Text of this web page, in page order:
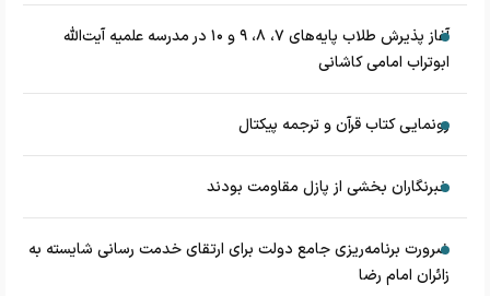
آغاز پذیرش طلاب پایه‌های ۷، ۸، ۹ و ۱۰ در مدرسه علمیه آیت‌الله
ابوتراب امامی کاشانی
رونمایی کتاب قرآن و ترجمه پیکتال
خبرنگاران بخشی از پازل مقاومت بودند
ضرورت برنامه‌ریزی جامع دولت برای ارتقای خدمت رسانی شایسته به
زائران امام رضا